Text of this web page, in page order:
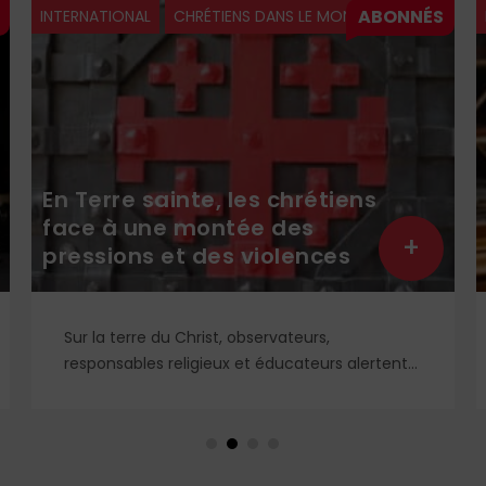
INTERNATIONAL CHRÉTIENS DANS LE MONDE
En Terre sainte, les chrétiens
face à une montée des
pressions et des violences
Sur la terre du Christ, observateurs,
responsables religieux et éducateurs alertent
redouter un affaiblissement durable de leur
+